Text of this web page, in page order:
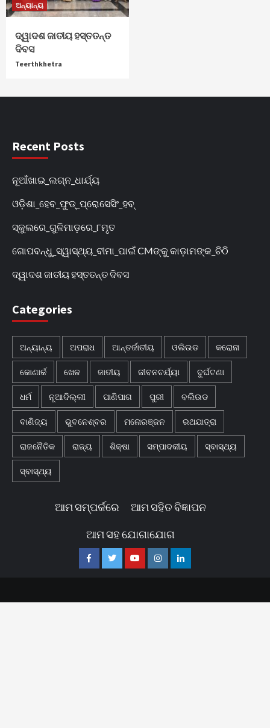
ଅନ୍ୟାନ୍ୟ
ଦ୍ୱାଦଶ ଜାତୀୟ ହସ୍ତତନ୍ତ
ଦିବସ
Teerthkhetra
Recent Posts
ନୂଆଁଖାଇ_ଲଗ୍ନ_ଧାର୍ଯ୍ୟ
ଓଡ଼ିଶା_ହେବ_ଫୁଡ୍‌_ପ୍ରୋସେସିଂ_ହବ୍‌
ସ୍କୁଲରେ_ଗୁଳିମାଡ଼ରେ_୮ମୃତ
ଗୋପବନ୍ଧୁ_ସ୍ୱାସ୍ଥ୍ୟ_ବୀମା_ପାଇଁ CMଙ୍କୁ କାଡ଼ାମଙ୍କ_ଚିଠି
ଦ୍ୱାଦଶ ଜାତୀୟ ହସ୍ତତନ୍ତ ଦିବସ
Categories
ଅନ୍ୟାନ୍ୟ ଅପରାଧ ଆନ୍ତର୍ଜାତୀୟ ଓଲିଉଡ କରୋନା
କୋଣାର୍କ ଖେଳ ଜାତୀୟ ଜୀବନଚର୍ଯ୍ୟା ଦୁର୍ଘଟଣା
ଧର୍ମ ନୂଆଦିଲ୍ଲୀ ପାଣିପାଗ ପୁରୀ ବଲିଉଡ
ବାଣିଜ୍ୟ ଭୁବନେଶ୍ବର ମନୋରଞ୍ଜନ ରଥଯାତ୍ରା
ରାଜନୈତିକ ରାଜ୍ୟ ଶିକ୍ଷା ସମ୍ପାଦକୀୟ ସ୍ବାସ୍ଥ୍ୟ
ସ୍ବାସ୍ଥ୍ୟ
ଆମ ସମ୍ପର୍କରେ ଆମ ସହିତ ବିଜ୍ଞାପନ
ଆମ ସହ ଯୋଗାଯୋଗ
FacebookTwitterYoutubeInstagramLinkedin